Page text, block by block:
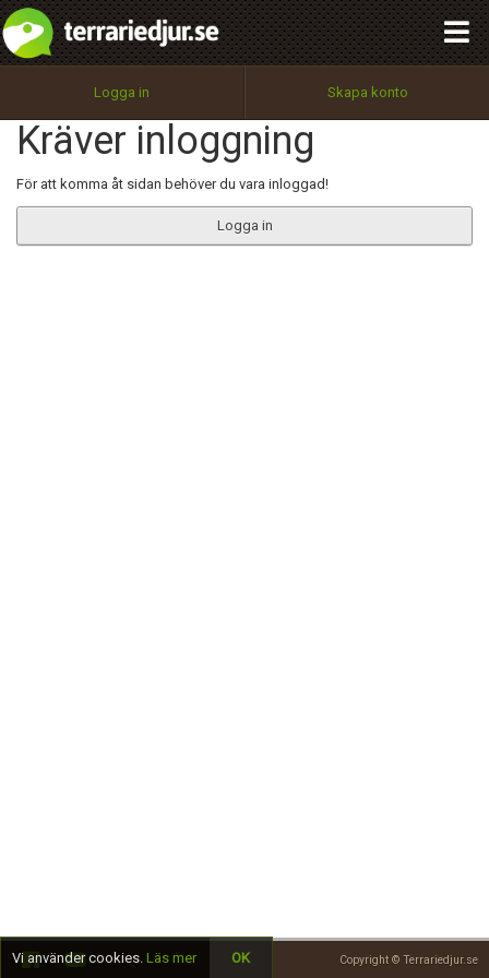
Logga in Skapa konto
Kräver inloggning
För att komma åt sidan behöver du vara inloggad!
Logga in
Copyright © Terrariedjur.se
Utför
100%
OK
integritetspolicy
Namn:
Epost:
Begär nytt lösenord
Tillbaka till förstasidan
Vi använder cookies. Läs mer OK